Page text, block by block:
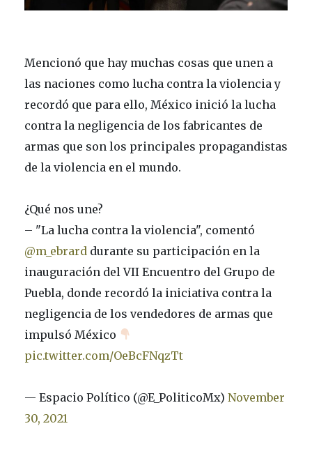
Mencionó que hay muchas cosas que unen a
las naciones como lucha contra la violencia y
recordó que para ello, México inició la lucha
contra la negligencia de los fabricantes de
armas que son los principales propagandistas
de la violencia en el mundo.
¿Qué nos une?
– "La lucha contra la violencia", comentó
@m_ebrard durante su participación en la
inauguración del VII Encuentro del Grupo de
Puebla, donde recordó la iniciativa contra la
negligencia de los vendedores de armas que
impulsó México
pic.twitter.com/OeBcFNqzTt
— Espacio Político (@E_PoliticoMx) November
30, 2021